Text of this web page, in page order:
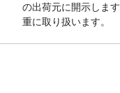
の出荷元に開示しま
重に取り扱います。